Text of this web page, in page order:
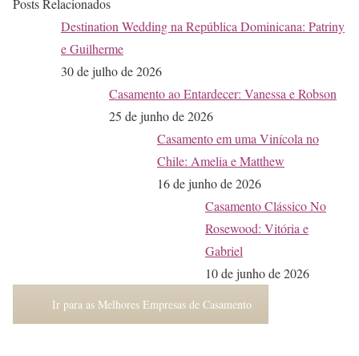
Posts Relacionados
Destination Wedding na República Dominicana: Patriny
e Guilherme
30 de julho de 2026
Casamento ao Entardecer: Vanessa e Robson
25 de junho de 2026
Casamento em uma Vinícola no
Chile: Amelia e Matthew
16 de junho de 2026
Casamento Clássico No
Rosewood: Vitória e
Gabriel
10 de junho de 2026
Ir para as Melhores Empresas de Casamento